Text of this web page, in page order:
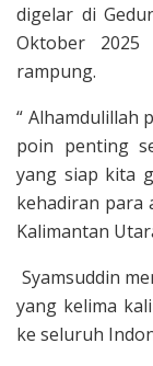
digelar di
Oktober
rampung.
“ Alhamdulillah
poin penting
yang siap kita
kehadiran para
Kalimantan
Syamsuddin
yang kelima
ke seluruh